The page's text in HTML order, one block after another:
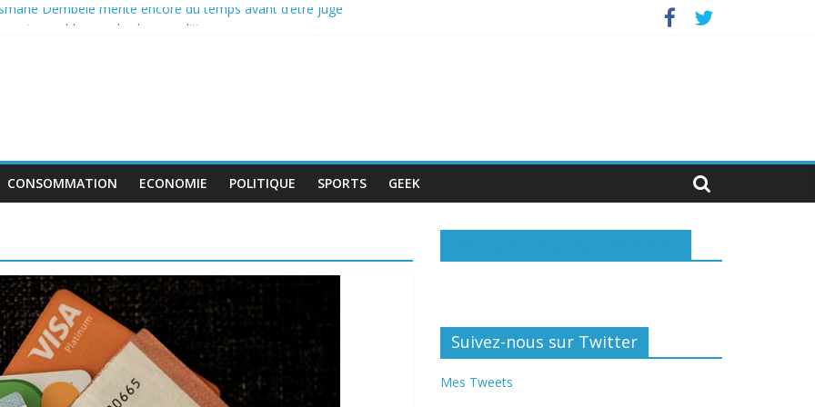
Dembélé mérite encore du temps avant d’être jugé
CONSOMMATION ECONOMIE POLITIQUE SPORTS GEEK
Suivez-nous sur Twitter
Mes Tweets